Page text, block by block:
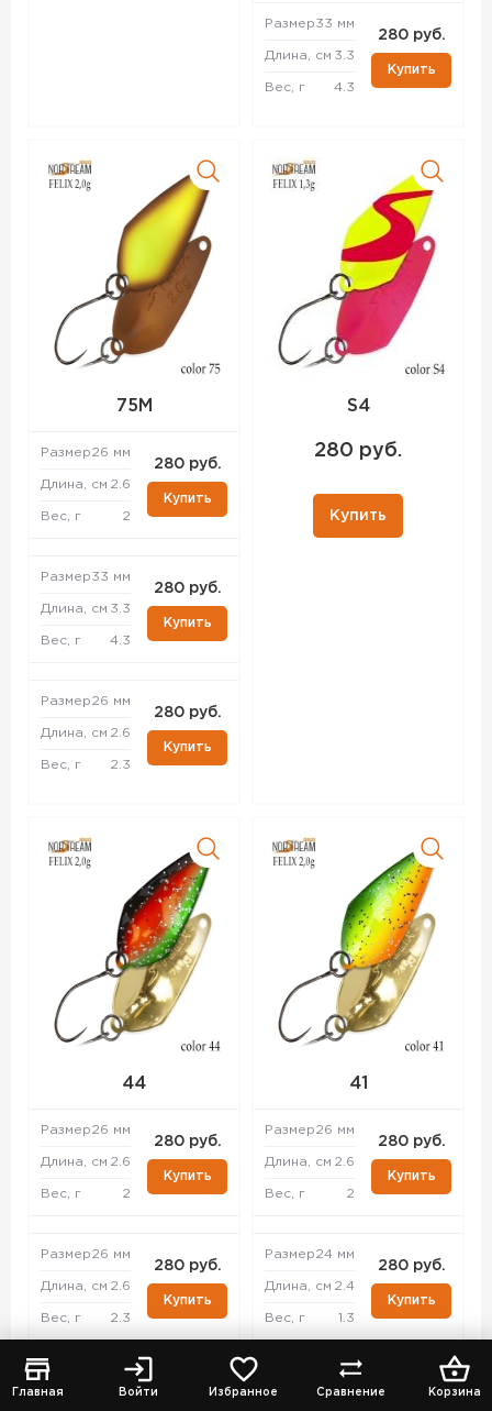
Главная Войти Избранное Сравнение Корзина
Размер33 мм
Длина, см 3.3
Вес, г 4.3
280 руб.
Купить
75M
Размер26 мм
Длина, см 2.6
Вес, г 2
280 руб.
Купить
Размер33 мм
Длина, см 3.3
Вес, г 4.3
280 руб.
Купить
Размер26 мм
Длина, см 2.6
Вес, г 2.3
280 руб.
Купить
S4
280 руб.
Купить
44
Размер26 мм
Длина, см 2.6
Вес, г 2
280 руб.
Купить
Размер26 мм
Длина, см 2.6
Вес, г 2.3
280 руб.
Купить
Размер
280 руб.
41
Размер26 мм
Длина, см 2.6
Вес, г 2
280 руб.
Купить
Размер24 мм
Длина, см 2.4
Вес, г 1.3
280 руб.
Купить
26 мм
280 руб.